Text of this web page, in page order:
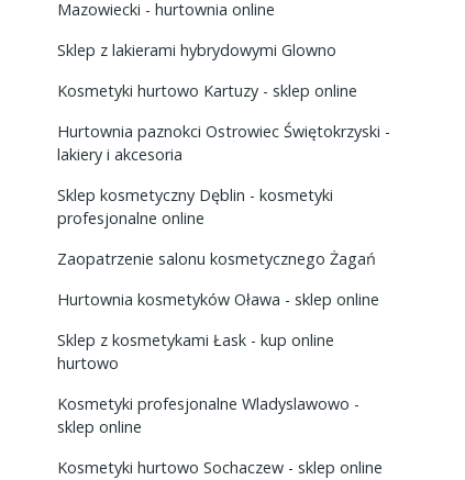
Mazowiecki - hurtownia online
Sklep z lakierami hybrydowymi Glowno
Kosmetyki hurtowo Kartuzy - sklep online
Hurtownia paznokci Ostrowiec Świętokrzyski -
lakiery i akcesoria
Sklep kosmetyczny Dęblin - kosmetyki
profesjonalne online
Zaopatrzenie salonu kosmetycznego Żagań
Hurtownia kosmetyków Oława - sklep online
Sklep z kosmetykami Łask - kup online
hurtowo
Kosmetyki profesjonalne Wladyslawowo -
sklep online
Kosmetyki hurtowo Sochaczew - sklep online